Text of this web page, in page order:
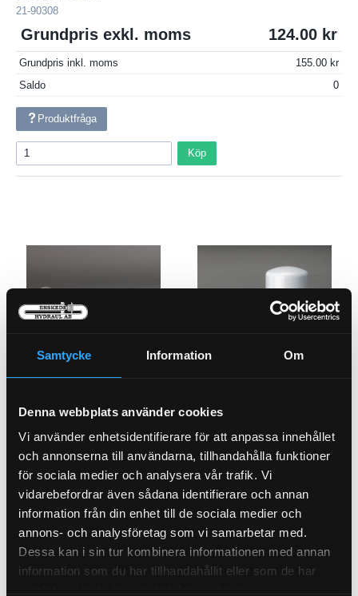
Samtycke Information Om
Denna webbplats använder cookies
Vi använder enhetsidentifierare för att anpassa innehållet
och annonserna till användarna, tillhandahålla funktioner
för sociala medier och analysera vår trafik. Vi
vidarebefordrar även sådana identifierare och annan
information från din enhet till de sociala medier och
annons- och analysföretag som vi samarbetar med.
Dessa kan i sin tur kombinera informationen med annan
information som du har tillhandahållit eller som de har
21-90308
Grundpris exkl. moms 124.00
Grundpris inkl. moms
155.00
Saldo
0
Produktfråga
Köp
21-2269
Pris exkl. 1 073.00
Köp
21-0596
Pris exkl. 421.00
Köp